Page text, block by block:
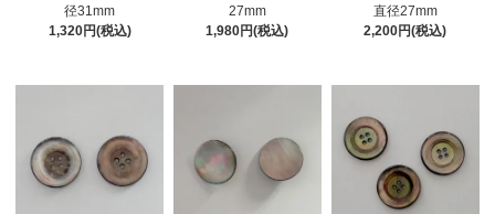
径31mm
1,320円(税込)
27mm
1,980円(税込)
直径27mm
2,200円(税込)